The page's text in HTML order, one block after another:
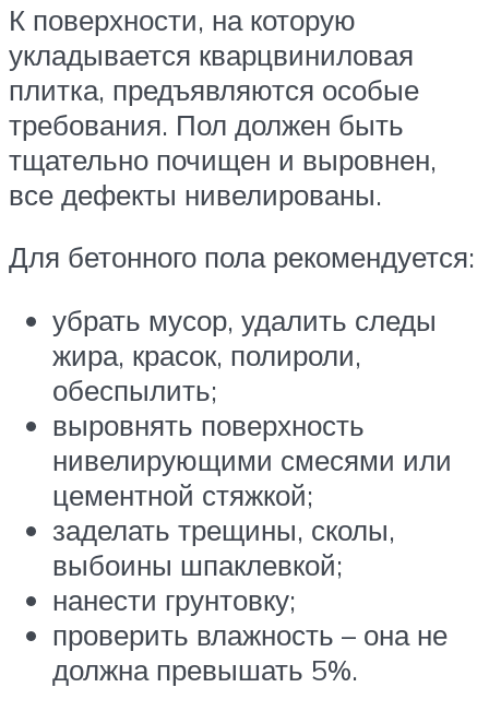
К поверхности, на которую
укладывается кварцвиниловая
плитка, предъявляются особые
требования. Пол должен быть
тщательно почищен и выровнен,
все дефекты нивелированы.
Для бетонного пола рекомендуется:
убрать мусор, удалить следы
жира, красок, полироли,
обеспылить;
выровнять поверхность
нивелирующими смесями или
цементной стяжкой;
заделать трещины, сколы,
выбоины шпаклевкой;
нанести грунтовку;
проверить влажность – она не
должна превышать 5%.